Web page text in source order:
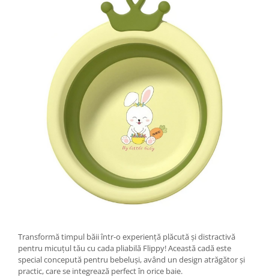
Tractoraș de tuns gazonul
Incubatoare, oparitoare si
Echipamente pentru animale
Aparate de tuns animale
Piese si accesorii aparate de tuns
Tarcuri animale
Semanatori
Masini batut stalpi si accesorii
Roabe & accesorii
Casute gradina si cutii depozitare
Corturi, Prelate si plase de
umbrire
Lopeti zapada
Transformă timpul băii într-o experiență plăcută și distractivă
pentru micuțul tău cu cada pliabilă Flippy! Această cadă este
special concepută pentru bebeluși, având un design atrăgător și
practic, care se integrează perfect în orice baie.